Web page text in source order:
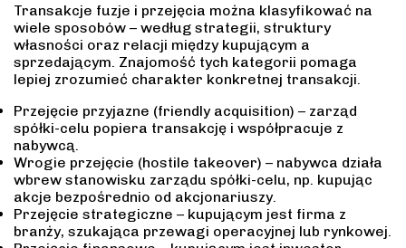
Transakcje fuzje i przejęcia można klasyfikować na
wiele sposobów – według strategii, struktury
własności oraz relacji między kupującym a
sprzedającym. Znajomość tych kategorii pomaga
lepiej zrozumieć charakter konkretnej transakcji.
Przejęcie przyjazne (friendly acquisition) – zarząd
spółki-celu popiera transakcję i współpracuje z
nabywcą.
Wrogie przejęcie (hostile takeover) – nabywca działa
wbrew stanowisku zarządu spółki-celu, np. kupując
akcje bezpośrednio od akcjonariuszy.
Przejęcie strategiczne – kupującym jest firma z
branży, szukająca przewagi operacyjnej lub rynkowej.